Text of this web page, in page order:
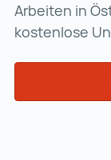
Arbeiten in
kostenlose